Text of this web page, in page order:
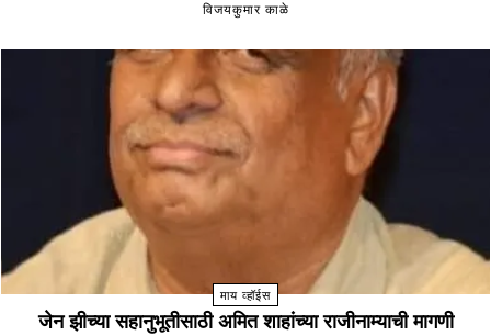
विजयकुमार काळे
माय व्हॉईस
जेन झीच्या सहानुभूतीसाठी अमित शाहांच्या राजीनाम्याची मागणी